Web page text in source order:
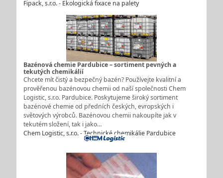
Fipack, s.r.o. - Ekologická fixace na palety
Bazénová chemie Pardubice – sortiment pevných a
tekutých chemikálií
Chcete mít čistý a bezpečný bazén? Používejte kvalitní a
prověřenou bazénovou chemii od naší společnosti Chem
Logistic, s.r.o. Pardubice. Poskytujeme široký sortiment
bazénové chemie od předních českých, evropských i
světových výrobců. Bazénovou chemii nakoupíte jak v
tekutém složení, tak i jako…
Chem Logistic, s.r.o. - Technické chemikálie Pardubice